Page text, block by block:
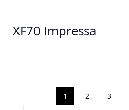
XF70 Impressa
Seite
1 Seite
2 Seite
3